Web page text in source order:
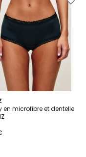
en microfibre et dentelle